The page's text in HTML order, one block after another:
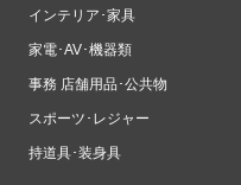
インテリア･家具
家電･AV･機器類
事務 店舗用品･公共物
スポーツ･レジャー
持道具･装身具